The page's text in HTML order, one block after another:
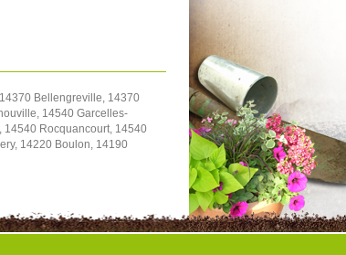
Bellengreville, 14370
14540 Garcelles-
Rocquancourt, 14540
14220 Boulon, 14190